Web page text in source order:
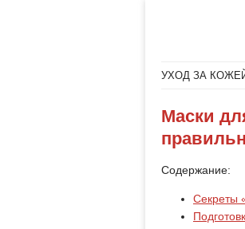
УХОД ЗА
Маски
Содержание:
Секреты